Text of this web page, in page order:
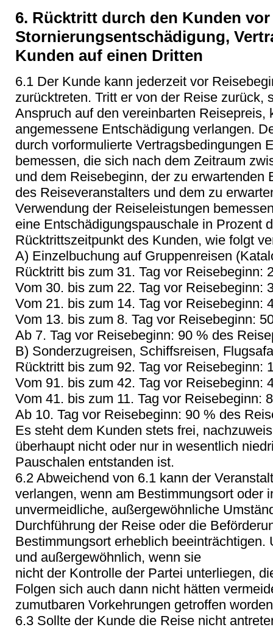
6. Rücktritt durch den Kunden
Stornierungsentschädigung,
Kunden auf einen Dritten
6.1 Der Kunde kann jederzeit vor
zurücktreten. Tritt er von der Reise zurück,
Anspruch auf den vereinbarten Reisepreis,
angemessene Entschädigung verlangen.
durch vorformulierte Vertragsbedingungen
bemessen, die sich nach dem Zeitraum
und dem Reisebeginn, der zu erwartenden
des Reiseveranstalters und dem zu
Verwendung der Reiseleistungen
eine Entschädigungspauschale in Prozent
Rücktrittszeitpunkt des Kunden, wie folgt
A) Einzelbuchung auf Gruppenreisen
Rücktritt bis zum 31. Tag vor Reisebeginn:
Vom 30. bis zum 22. Tag vor Reisebeginn:
Vom 21. bis zum 14. Tag vor Reisebeginn:
Vom 13. bis zum 8. Tag vor Reisebeginn:
Ab 7. Tag vor Reisebeginn: 90 % des
B) Sonderzugreisen, Schiffsreisen,
Rücktritt bis zum 92. Tag vor Reisebeginn:
Vom 91. bis zum 42. Tag vor Reisebeginn:
Vom 41. bis zum 11. Tag vor Reisebeginn:
Ab 10. Tag vor Reisebeginn: 90 % des
Es steht dem Kunden stets frei,
überhaupt nicht oder nur in wesentlich
Pauschalen entstanden ist.
6.2 Abweichend von 6.1 kann der
verlangen, wenn am Bestimmungsort oder
unvermeidliche, außergewöhnliche
Durchführung der Reise oder die
Bestimmungsort erheblich beeinträchtigen.
und außergewöhnlich, wenn sie
nicht der Kontrolle der Partei unterliegen,
Folgen sich auch dann nicht hätten
zumutbaren Vorkehrungen getroffen
6.3 Sollte der Kunde die Reise nicht